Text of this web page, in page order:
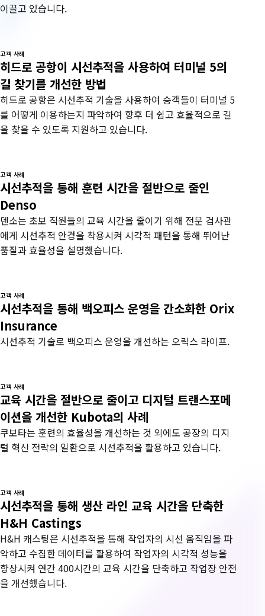
이끌고 있습니다.
고객 사례
히드로 공항이 시선추적을 사용하여 터미널 5의
길 찾기를 개선한 방법
히드로 공항은 시선추적 기술을 사용하여 승객들이 터미널 5
를 어떻게 이용하는지 파악하여 향후 더 쉽고 효율적으로 길
을 찾을 수 있도록 지원하고 있습니다.
고객 사례
시선추적을 통해 훈련 시간을 절반으로 줄인
Denso
덴소는 초보 직원들의 교육 시간을 줄이기 위해 전문 검사관
에게 시선추적 안경을 착용시켜 시각적 패턴을 통해 뛰어난
품질과 효율성을 설명했습니다.
고객 사례
시선추적을 통해 백오피스 운영을 간소화한 Orix
Insurance
시선추적 기술로 백오피스 운영을 개선하는 오릭스 라이프.
고객 사례
교육 시간을 절반으로 줄이고 디지털 트랜스포메
이션을 개선한 Kubota의 사례
쿠보타는 훈련의 효율성을 개선하는 것 외에도 공장의 디지
털 혁신 전략의 일환으로 시선추적을 활용하고 있습니다.
고객 사례
시선추적을 통해 생산 라인 교육 시간을 단축한
H&H Castings
H&H 캐스팅은 시선추적을 통해 작업자의 시선 움직임을 파
악하고 수집한 데이터를 활용하여 작업자의 시각적 성능을
향상시켜 연간 400시간의 교육 시간을 단축하고 작업장 안전
을 개선했습니다.